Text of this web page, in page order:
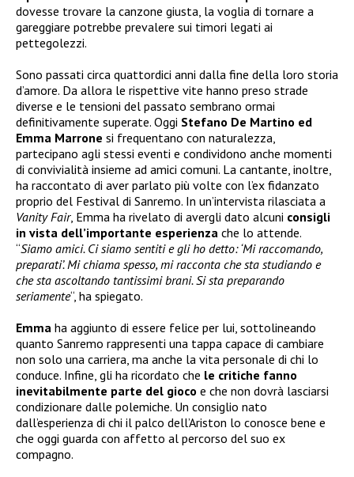
dovesse trovare la canzone giusta, la voglia di tornare a
gareggiare potrebbe prevalere sui timori legati ai
pettegolezzi.
Sono passati circa quattordici anni dalla fine della loro storia
d’amore. Da allora le rispettive vite hanno preso strade
diverse e le tensioni del passato sembrano ormai
definitivamente superate. Oggi Stefano De Martino ed
Emma Marrone si frequentano con naturalezza,
partecipano agli stessi eventi e condividono anche momenti
di convivialità insieme ad amici comuni. La cantante, inoltre,
ha raccontato di aver parlato più volte con l’ex fidanzato
proprio del Festival di Sanremo. In un’intervista rilasciata a
Vanity Fair, Emma ha rivelato di avergli dato alcuni consigli
in vista dell’importante esperienza che lo attende.
“Siamo amici. Ci siamo sentiti e gli ho detto: ‘Mi raccomando,
preparati’. Mi chiama spesso, mi racconta che sta studiando e
che sta ascoltando tantissimi brani. Si sta preparando
seriamente“, ha spiegato.
Emma ha aggiunto di essere felice per lui, sottolineando
quanto Sanremo rappresenti una tappa capace di cambiare
non solo una carriera, ma anche la vita personale di chi lo
conduce. Infine, gli ha ricordato che le critiche fanno
inevitabilmente parte del gioco e che non dovrà lasciarsi
condizionare dalle polemiche. Un consiglio nato
dall’esperienza di chi il palco dell’Ariston lo conosce bene e
che oggi guarda con affetto al percorso del suo ex
compagno.